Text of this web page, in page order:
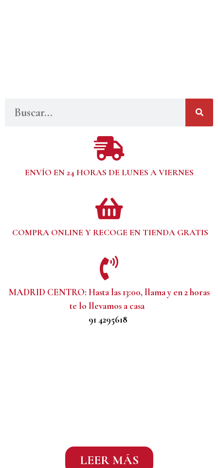
ENVÍO EN 24 HORAS DE LUNES A VIERNES
COMPRA ONLINE Y RECOGE EN TIENDA GRATIS
MADRID CENTRO: Hasta las 13:00, llama y en 2 horas
te lo llevamos a casa
91 4295618
LEER MÁS